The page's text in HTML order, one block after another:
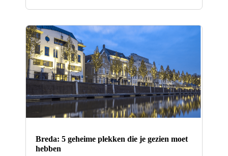
Breda: 5 geheime plekken die je gezien moet
hebben